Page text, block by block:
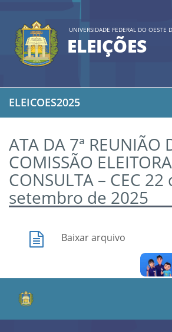
UNIVERSIDADE FEDERAL DO OESTE
ELEIÇÕES
ELEICOES2025
ATA DA 7ª REUNIÃO
COMISSÃO
CONSULTA – CEC 22
setembro de 2025
Baixar arquivo